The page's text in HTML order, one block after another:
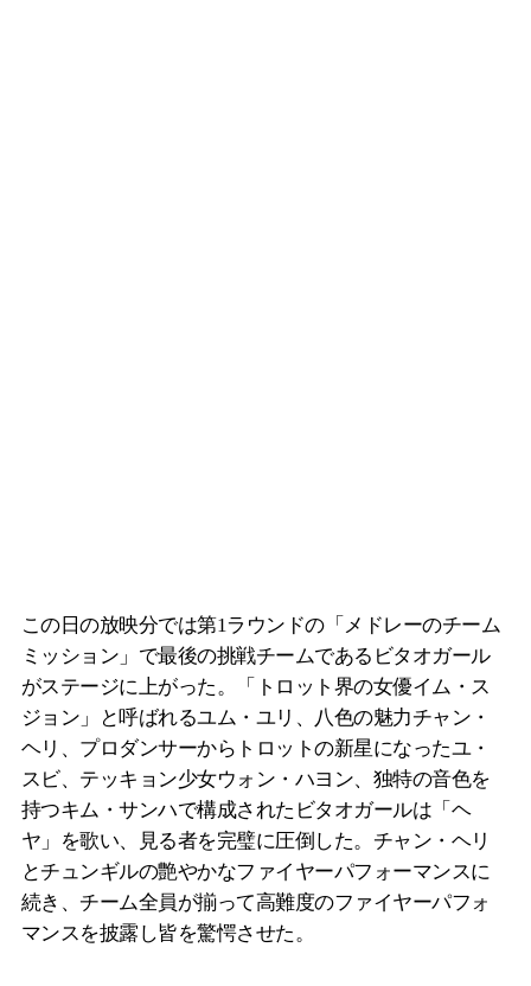
この日の放映分では第1ラウンドの「メドレーのチーム
ミッション」で最後の挑戦チームであるビタオガール
がステージに上がった。「トロット界の女優イム・ス
ジョン」と呼ばれるユム・ユリ、八色の魅力チャン・
ヘリ、プロダンサーからトロットの新星になったユ・
スビ、テッキョン少女ウォン・ハヨン、独特の音色を
持つキム・サンハで構成されたビタオガールは「ヘ
ヤ」を歌い、見る者を完璧に圧倒した。チャン・ヘリ
とチュンギルの艶やかなファイヤーパフォーマンスに
続き、チーム全員が揃って高難度のファイヤーパフォ
マンスを披露し皆を驚愕させた。